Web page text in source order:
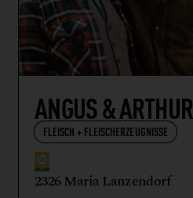
ANGUS & ARTHUR
FLEISCH + FLEISCHERZEUGNISSE
2326 Maria Lanzendorf